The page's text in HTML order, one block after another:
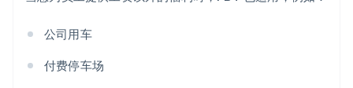
公司用车
付费停车场